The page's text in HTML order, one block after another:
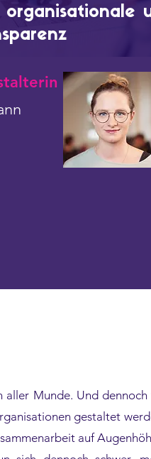
organisationale
aller Munde. Und
gestaltet
auf